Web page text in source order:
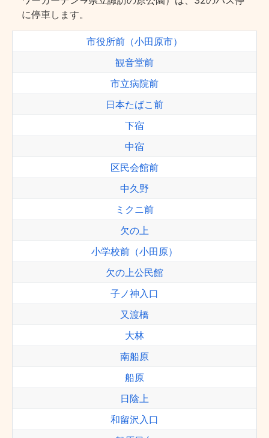
に停車します。
市役所前（小田原市）
観音堂前
市立病院前
日本たばこ前
下宿
中宿
区民会館前
中久野
ミクニ前
欠の上
小学校前（小田原）
欠の上公民館
子ノ神入口
又渡橋
大林
南船原
船原
日陰上
和留沢入口